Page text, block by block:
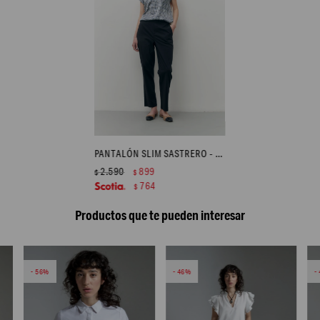
PANTALÓN SLIM SASTRERO - AZUL MARINO
$2.590 $899
$ 764
Productos que te pueden interesar
56 46